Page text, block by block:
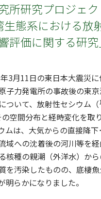
す）
所研究プロジェ
生態系における放
評価に関する研究
3月11日の東日本大震災に
子力発電所の事故後の東
ついて、放射性セシウム（
空間分布と経時変化を取
ムは、大気からの直接降
域への沈着後の河川等を
核種の親潮（外洋水）か
を汚染したものの、底棲
明らかになりました。